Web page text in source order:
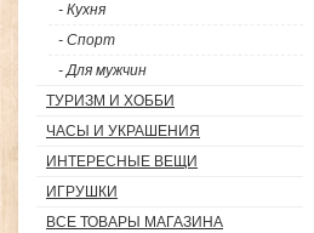
- Кухня
- Спорт
- Для мужчин
ТУРИЗМ И ХОББИ
ЧАСЫ И УКРАШЕНИЯ
ИНТЕРЕСНЫЕ ВЕЩИ
ИГРУШКИ
ВСЕ ТОВАРЫ МАГАЗИНА